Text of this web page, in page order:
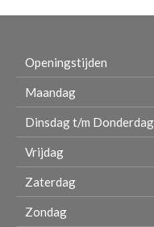
Openingstijden
Maandag
Dinsdag t/m Donderdag
Vrijdag
Zaterdag
Zondag